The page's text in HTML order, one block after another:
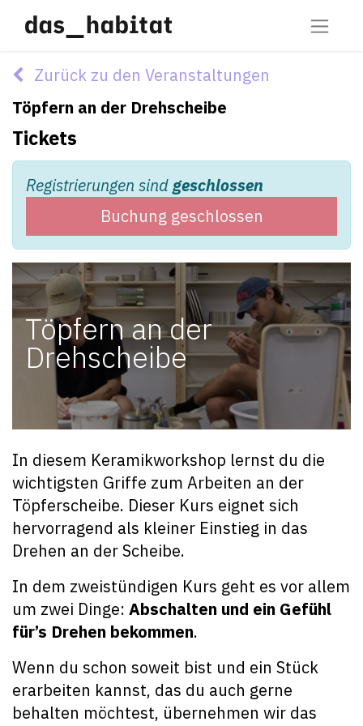
Zurück zu den Veranstaltungen
Töpfern an der Drehscheibe
Tickets
Registrierungen sindgeschlossen
Buchung geschlossen
Töpfern an der
Drehscheibe
In diesem Keramikworkshop lernst du die
wichtigsten Griffe zum Arbeiten an der
Töpferscheibe. Dieser Kurs eignet sich
hervorragend als kleiner Einstieg in das
Drehen an der Scheibe.
In dem zweistündigen Kurs geht es vor allem
um zwei Dinge: Abschalten und ein Gefühl
für’s Drehen bekommen.
Wenn du schon soweit bist und ein Stück
erarbeiten kannst, das du auch gerne
behalten möchtest, übernehmen wir das